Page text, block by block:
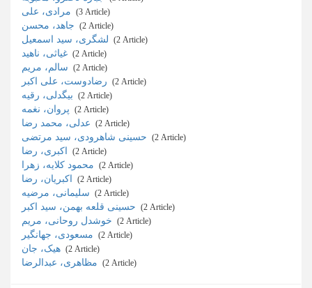
‎ (3 Article)
‎ (2 Article)
‎ (2 Article)
‎ (2 Article)
‎ (2 Article)
‎ (2 Article)
‎ (2 Article)
‎ (2 Article)
‎ (2 Article)
‎ (2 Article)
‎ (2 Article)
‎ (2 Article)
‎ (2 Article)
‎ (2 Article)
‎ (2 Article)
‎ (2 Article)
‎ (2 Article)
‎ (2 Article)
‎ (2 Article)